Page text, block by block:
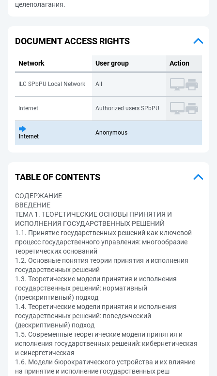
целеполагания.
DOCUMENT ACCESS RIGHTS
Network User group Action
ILC SPbPU Local Network All
Internet Authorized users SPbPU
Internet
Anonymous
TABLE OF CONTENTS
СОДЕРЖАНИЕ
ВВЕДЕНИЕ
ТЕМА 1. ТЕОРЕТИЧЕСКИЕ ОСНОВЫ ПРИНЯТИЯ И
ИСПОЛНЕНИЯ ГОСУДАРСТВЕННЫХ РЕШЕНИЙ
1.1. Принятие государственных решений как ключевой
процесс государственного управления: многообразие
теоретических оснований
1.2. Основные понятия теории принятия и исполнения
государственных решений
1.3. Теоретические модели принятия и исполнения
государственных решений: нормативный
(прескриптивный) подход
1.4. Теоретические модели принятия и исполнения
государственных решений: поведенческий
(дескриптивный) подход
1.5. Современные теоретические модели принятия и
исполнения государственных решений: кибернетическая
и синергетическая
1.6. Модели бюрократического устройства и их влияние
на принятие и исполнение государственных реш